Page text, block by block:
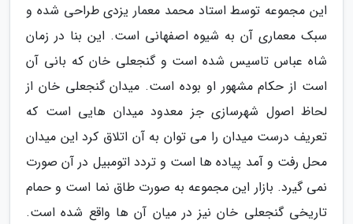
این مجموعه توسط استاد محمد معمار یزدی طراحی شده و
سبک معماری آن به شیوه اصفهانی است. این بنا در زمان
شاه عباس تاسیس شده است و گنجعلی خان که بانی آن
است از حکام مشهور او بوده است. میدان گنجعلی خان از
لحاظ اصول شهرسازی جز معدود میدان هایی است که
تعریف درست میدان را می توان به آن اتلاق کرد این میدان
محل رفت و آمد پیاده ها است و تردد اتومبیل در آن صورت
نمی گیرد. بازار این مجموعه به صورت طاق نما است و حمام
تاریخی گنجعلی خان نیز در میان آن ها واقع شده است.